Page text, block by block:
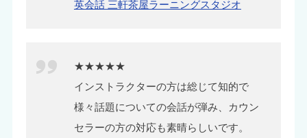
英会話 三軒茶屋ラーニングスタジオ
★★★★★
インストラクターの方は総じて知的で
様々話題についての会話が弾み、カウン
セラーの方の対応も素晴らしいです。